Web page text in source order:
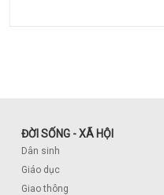
ĐỜI SỐNG - XÃ HỘI
Dân sinh
Giáo dục
Giao thông